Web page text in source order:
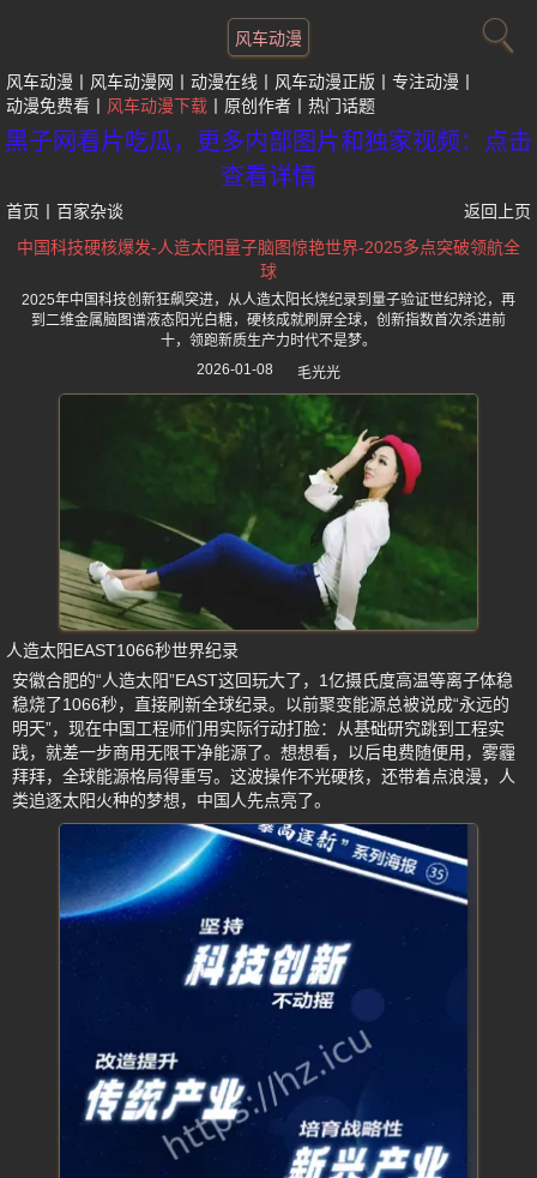
风车动漫
风车动漫 风车动漫网 动漫在线 风车动漫正版
专注动漫
动漫免费看
风车动漫下载 原创作者 热门话题
黑子网看片吃瓜，更多内部图片和独家视频：点击
查看详情
首页 百家杂谈
返回上页
中国科技硬核爆发-人造太阳量子脑图惊艳世界-2025多点突破领航全
球
2025年中国科技创新狂飙突进，从人造太阳长烧纪录到量子验证世纪辩论，再
到二维金属脑图谱液态阳光白糖，硬核成就刷屏全球，创新指数首次杀进前
十，领跑新质生产力时代不是梦。
2026-01-08
毛光光
人造太阳EAST1066秒世界纪录
安徽合肥的“人造太阳”EAST这回玩大了，1亿摄氏度高温等离子体稳
稳烧了1066秒，直接刷新全球纪录。以前聚变能源总被说成“永远的
明天”，现在中国工程师们用实际行动打脸：从基础研究跳到工程实
践，就差一步商用无限干净能源了。想想看，以后电费随便用，雾霾
拜拜，全球能源格局得重写。这波操作不光硬核，还带着点浪漫，人
类追逐太阳火种的梦想，中国人先点亮了。